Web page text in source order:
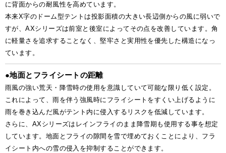
に背面からの耐風性を高めています。
本来X字のドーム型テントは投影面積の大きい長辺側からの風に弱いで
すが、AXシリーズは前室と後室によってその点を改善しています。角
に軽量さを追求することなく、堅牢さと実用性を優先した構造になっ
ています。
●地面とフライシートの距離
雨風の強い荒天・降雪時の使用を意識していて可能な限り低く設定。
これによって、雨を伴う強風時にフライシートをすくい上げるように
雨を巻き込んだ風がテント内に侵入するリスクを低減しています。
さらに、AXシリーズはレインフライのまま降雪期も使用する事を想定
しています。地面とフライの隙間を雪で埋めておくことにより、フラ
イシート内への雪の侵入を抑制することができます。